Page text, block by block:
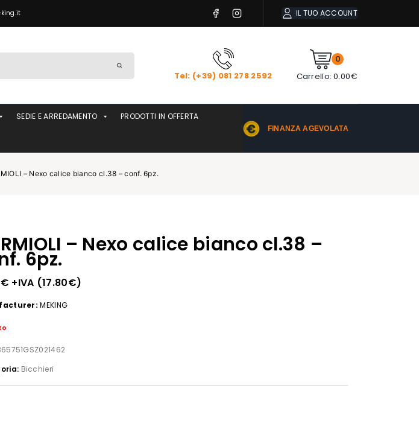
IL TUO ACCOUNT
Tel: (+39) 081 278 2592
0
Carrello: 0.00€
SEDIE E ARREDAMENTO PRODOTTI IN OFFERTA
FINANZA AGEVOLATA
– Nexo calice bianco cl.38 – conf. 6pz.
– Nexo calice bianco cl.38 –
6pz.
€ +IVA (17.80€)
MEKING
Bicchieri